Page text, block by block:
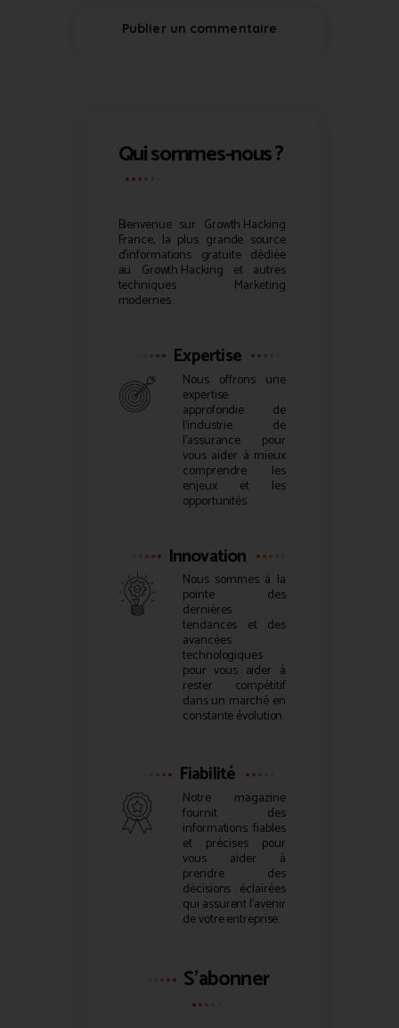
Qui sommes-nous ?
Bienvenue sur Growth Hacking
France, la plus grande source
d’informations gratuite dédiée
au Growth Hacking et autres
techniques Marketing
modernes.
Expertise
Nous offrons une
expertise
approfondie de
l’industrie de
l’assurance pour
vous aider à mieux
comprendre les
enjeux et les
opportunités.
Innovation
Nous sommes à la
pointe des
dernières
tendances et des
avancées
technologiques
pour vous aider à
rester compétitif
dans un marché en
constante évolution.
Fiabilité
Notre magazine
fournit des
informations fiables
et précises pour
vous aider à
prendre des
décisions éclairées
qui assurent l’avenir
de votre entreprise.
S'abonner